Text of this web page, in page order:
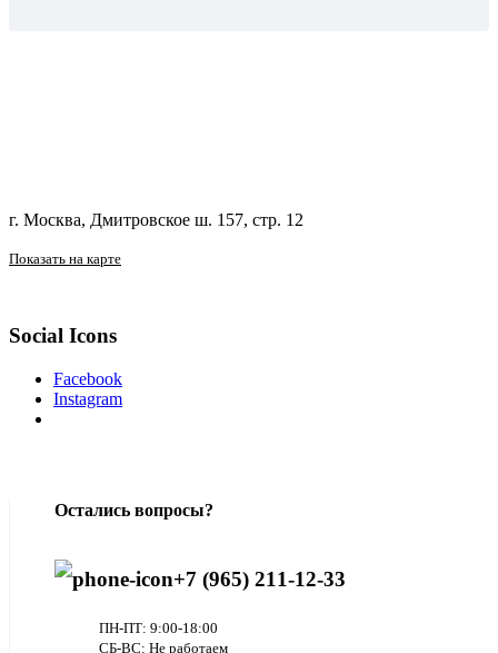
г. Москва, Дмитровское ш. 157, стр. 12
Показать на карте
Social Icons
Facebook
Instagram
Остались вопросы?
+7 (965) 211-12-33
ПН-ПТ: 9:00-18:00
СБ-ВС: Не работаем